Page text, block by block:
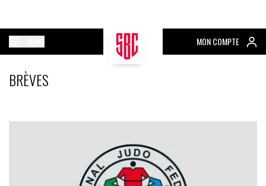
MON COMPTE
BRÈVES